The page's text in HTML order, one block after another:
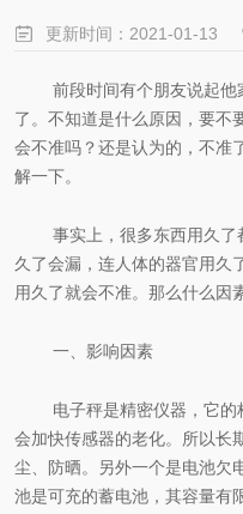
更新时间：2021-01-13
前段时间有个朋友说起他
了。 不知道是什么原因，要不
会不准吗？ 还是认为的，不准
解一下。
事实上，很多东西用久
久了会漏，连人体的器官用久
用久了就会不准。那么什么因
一、影响因素
电子秤是精密仪器，它的
会加快传感器的老化。所以长
尘、防晒。
另外一个是电池欠
池是可充的蓄电池，其容量有